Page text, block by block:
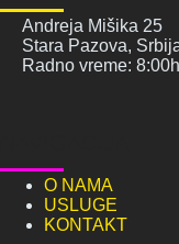
Andreja Mišika 25
Stara Pazova,
Radno vreme:
O NAMA
USLUGE
KONTAKT